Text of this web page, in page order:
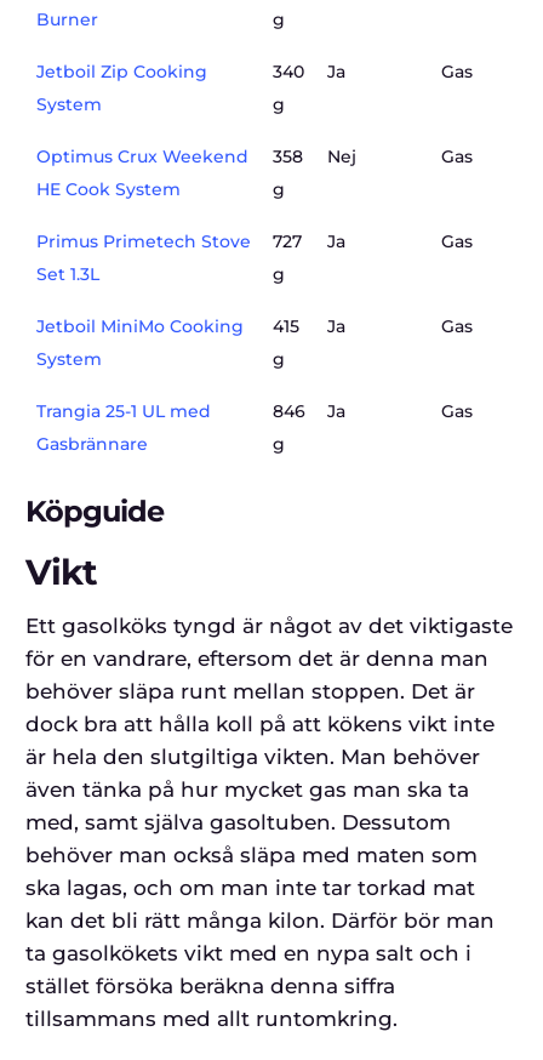
Burner g
Jetboil Zip Cooking
System
340
g
Ja Gas
Optimus Crux Weekend
HE Cook System
358
g
Nej Gas
Primus Primetech Stove
Set 1.3L
727
g
Ja Gas
Jetboil MiniMo Cooking
System
415
g
Ja Gas
Trangia 25-1 UL med
Gasbrännare
846
g
Ja Gas
Köpguide
Vikt
Ett gasolköks tyngd är något av det viktigaste
för en vandrare, eftersom det är denna man
behöver släpa runt mellan stoppen. Det är
dock bra att hålla koll på att kökens vikt inte
är hela den slutgiltiga vikten. Man behöver
även tänka på hur mycket gas man ska ta
med, samt själva gasoltuben. Dessutom
behöver man också släpa med maten som
ska lagas, och om man inte tar torkad mat
kan det bli rätt många kilon. Därför bör man
ta gasolkökets vikt med en nypa salt och i
stället försöka beräkna denna siffra
tillsammans med allt runtomkring.